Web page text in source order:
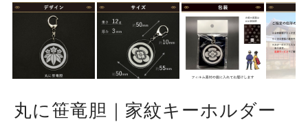
丸に笹竜胆｜家紋キーホルダー